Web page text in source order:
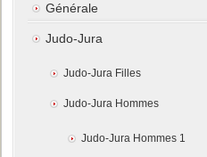
Générale
Judo-Jura
Judo-Jura Filles
Judo-Jura Hommes
Judo-Jura Hommes 1